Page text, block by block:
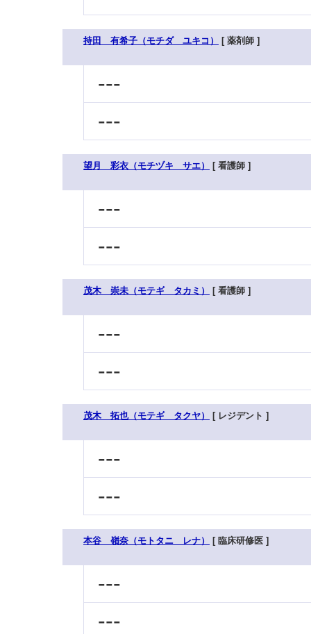
持田 有希子（モチダ ユキコ） [ 薬剤師 ]
---
---
望月 彩衣（モチヅキ サエ） [ 看護師 ]
---
---
茂木 崇未（モテギ タカミ） [ 看護師 ]
---
---
茂木 拓也（モテギ タクヤ） [ レジデント ]
---
---
本谷 嶺奈（モトタニ レナ） [ 臨床研修医 ]
---
---